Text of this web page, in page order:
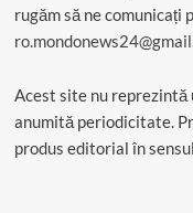
rugăm să ne comunicați
Acest site nu reprezintă
anumită periodicitate.
produs editorial în